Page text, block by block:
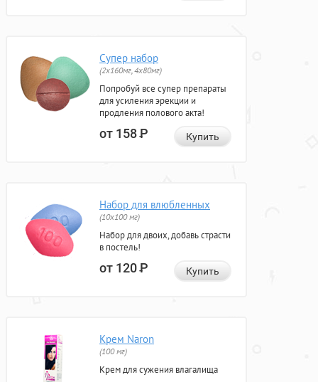
Супер набор
(2х160мг, 4х80мг)
Попробуй все супер препараты
для усиления эрекции и
продления полового акта!
от 158Р Купить
Набор для влюбленных
(10х100 мг)
Набор для двоих, добавь страсти
в постель!
от 120Р Купить
Крем Naron
(100 мг)
Крем для сужения влагалища